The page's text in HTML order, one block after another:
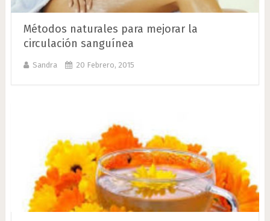
Métodos naturales para mejorar la
circulación sanguínea
Sandra 20 Febrero, 2015